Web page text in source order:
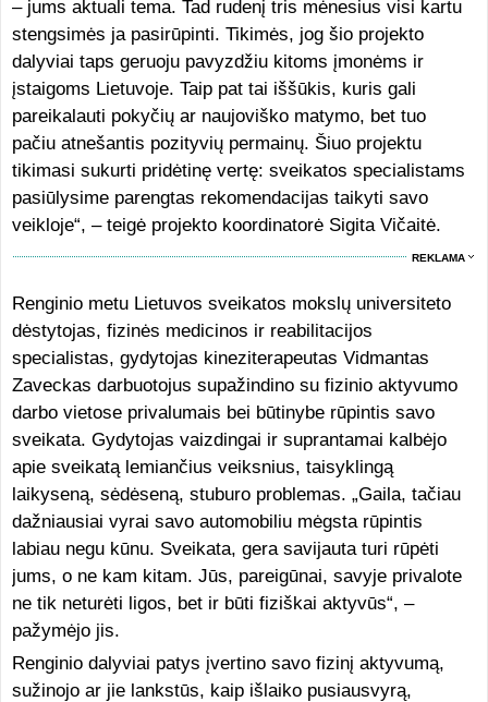
– jums aktuali tema. Tad rudenį tris mėnesius visi kartu
stengsimės ja pasirūpinti. Tikimės, jog šio projekto
dalyviai taps geruoju pavyzdžiu kitoms įmonėms ir
įstaigoms Lietuvoje. Taip pat tai iššūkis, kuris gali
pareikalauti pokyčių ar naujoviško matymo, bet tuo
pačiu atnešantis pozityvių permainų. Šiuo projektu
tikimasi sukurti pridėtinę vertę: sveikatos specialistams
pasiūlysime parengtas rekomendacijas taikyti savo
veikloje“, – teigė projekto koordinatorė Sigita Vičaitė.
REKLAMA
Renginio metu Lietuvos sveikatos mokslų universiteto
dėstytojas, fizinės medicinos ir reabilitacijos
specialistas, gydytojas kineziterapeutas Vidmantas
Zaveckas darbuotojus supažindino su fizinio aktyvumo
darbo vietose privalumais bei būtinybe rūpintis savo
sveikata. Gydytojas vaizdingai ir suprantamai kalbėjo
apie sveikatą lemiančius veiksnius, taisyklingą
laikyseną, sėdėseną, stuburo problemas. „Gaila, tačiau
dažniausiai vyrai savo automobiliu mėgsta rūpintis
labiau negu kūnu. Sveikata, gera savijauta turi rūpėti
jums, o ne kam kitam. Jūs, pareigūnai, savyje privalote
ne tik neturėti ligos, bet ir būti fiziškai aktyvūs“, –
pažymėjo jis.
Renginio dalyviai patys įvertino savo fizinį aktyvumą,
sužinojo ar jie lankstūs, kaip išlaiko pusiausvyrą,